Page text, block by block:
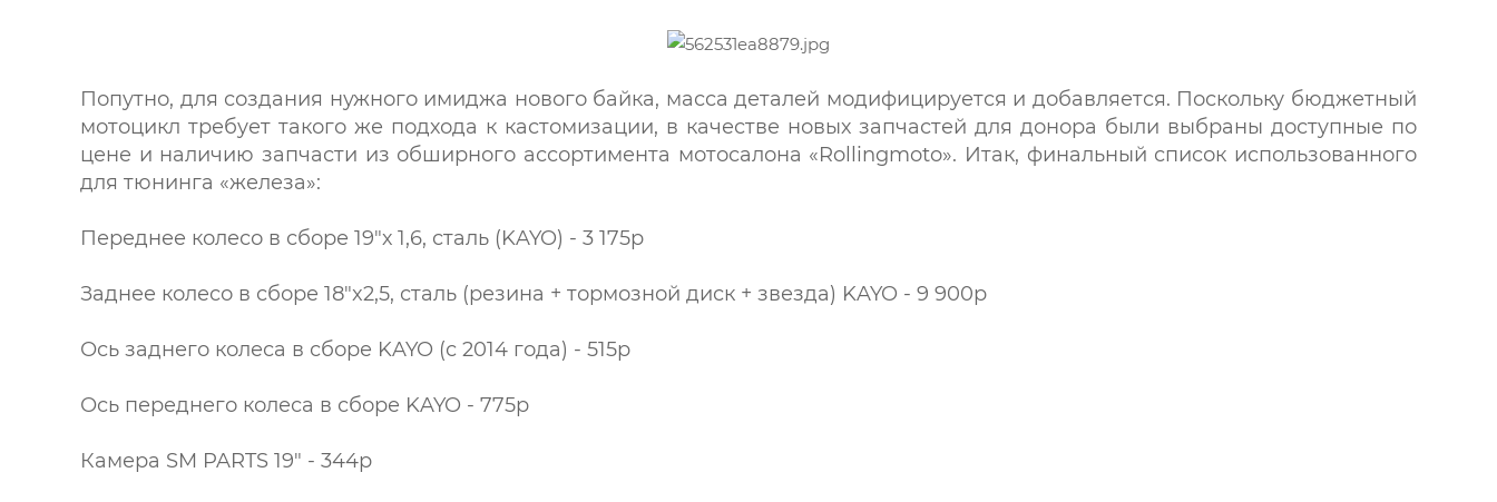
Попутно, для создания нужного имиджа нового байка, масса деталей модифицируется и добавляется. Поскольку бюджетный
мотоцикл требует такого же подхода к кастомизации, в качестве новых запчастей для донора были выбраны доступные по
цене и наличию запчасти из обширного ассортимента мотосалона «Rollingmoto». Итак, финальный список использованного
для тюнинга «железа»:
Переднее колесо в сборе 19"х 1,6, сталь (KAYO) - 3 175р
Заднее колесо в сборе 18"x2,5, сталь (резина + тормозной диск + звезда) KAYO - 9 900р
Ось заднего колеса в сборе KAYO (с 2014 года) - 515р
Ось переднего колеса в сборе KAYO - 775р
Камера SM PARTS 19" - 344р